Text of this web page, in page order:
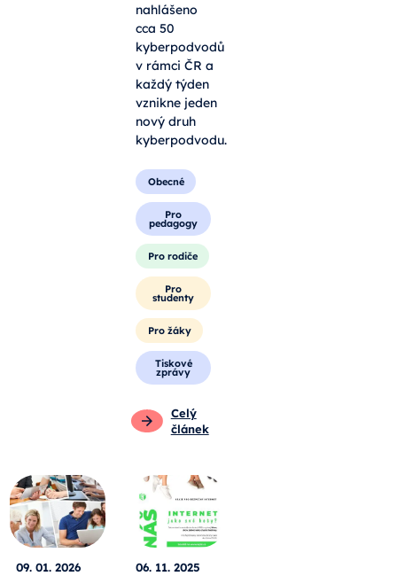
nahlášeno
cca 50
kyberpodvodů
v rámci ČR a
každý týden
vznikne jeden
nový druh
kyberpodvodu.
Obecné
Pro
pedagogy
Pro rodiče
Pro
studenty
Pro žáky
Tiskové
zprávy
Celý
článek
09. 01. 2026 06. 11. 2025